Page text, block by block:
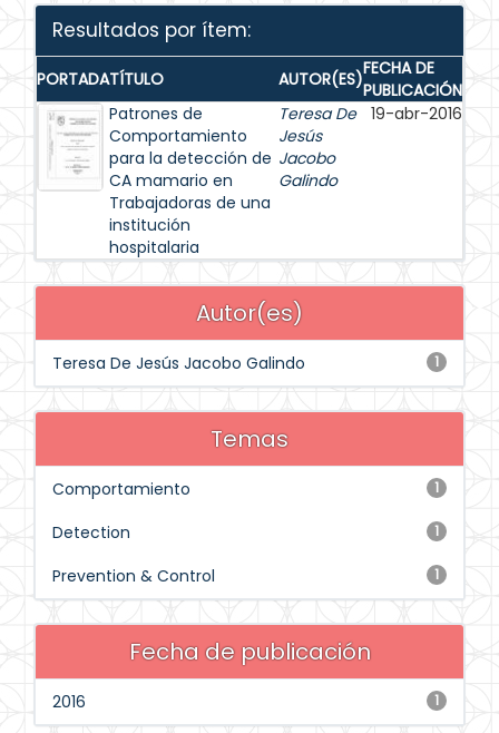
Resultados por ítem:
PORTADATÍTULO AUTOR(ES)FECHA DE
PUBLICACIÓN
Patrones de
Comportamiento
para la detección de
CA mamario en
Trabajadoras de una
institución
hospitalaria
Teresa De
Jesús
Jacobo
Galindo
19-abr-2016
Autor(es)
1
Teresa De Jesús Jacobo Galindo
Temas
1
Comportamiento
1
Detection
1
Prevention & Control
Fecha de publicación
1
2016